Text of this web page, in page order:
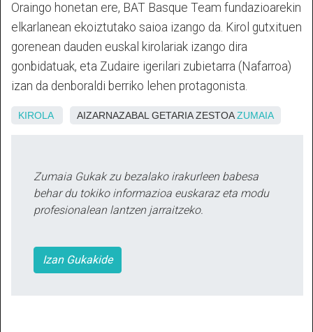
Oraingo honetan ere, BAT Basque Team fundazioarekin
elkarlanean ekoiztutako saioa izango da. Kirol gutxituen
gorenean dauden euskal kirolariak izango dira
gonbidatuak, eta Zudaire igerilari zubietarra (Nafarroa)
izan da denboraldi berriko lehen protagonista.
KIROLA AIZARNAZABAL GETARIA ZESTOAZUMAIA
Zumaia Gukak zu bezalako irakurleen babesa
behar du tokiko informazioa euskaraz eta modu
profesionalean lantzen jarraitzeko.
Izan Gukakide